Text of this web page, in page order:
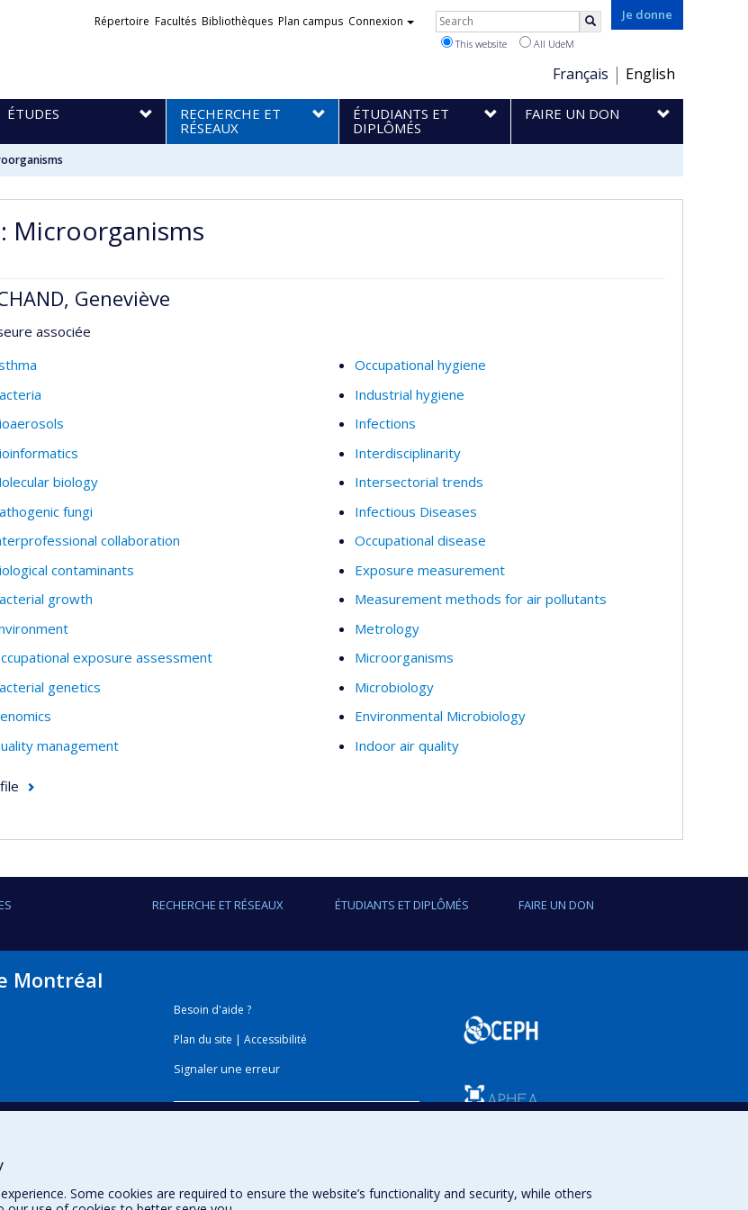
Je donne
Choix
de
la
langue
Français English
Liens
Répertoire Facultés Bibliothèques Plan campus Connexion Rechercher
This website All UdeM
ÉTUDES
RECHERCHE ET
RÉSEAUX
ÉTUDIANTS ET
DIPLÔMÉS
FAIRE UN DON
Microorganisms
Geneviève
associée
biology
fungi
collaboration
contaminants
growth
exposure assessment
genetics
management
Occupational hygiene
Industrial hygiene
Infections
Interdisciplinarity
Intersectorial trends
Infectious Diseases
Occupational disease
Exposure measurement
Measurement methods for air pollutants
Metrology
Microorganisms
Microbiology
Environmental Microbiology
Indoor air quality
RECHERCHE ET RÉSEAUX ÉTUDIANTS ET DIPLÔMÉS FAIRE UN DON
Montréal
Besoin d'aide ?
Plan du site |Accessibilité
Signaler une erreur
Some cookies are required to ensure the website’s functionality and security, while others